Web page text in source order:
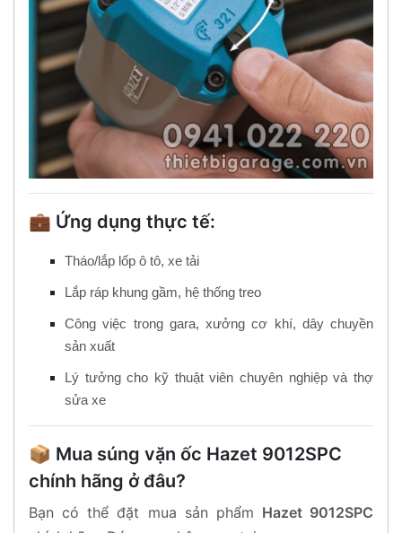
💼 Ứng dụng thực tế:
Tháo/lắp lốp ô tô, xe tải
Lắp ráp khung gầm, hệ thống treo
Công việc trong gara, xưởng cơ khí, dây chuyền
sản xuất
Lý tưởng cho kỹ thuật viên chuyên nghiệp và thợ
sửa xe
📦 Mua súng vặn ốc Hazet 9012SPC
chính hãng ở đâu?
Bạn có thể đặt mua sản phẩm Hazet 9012SPC